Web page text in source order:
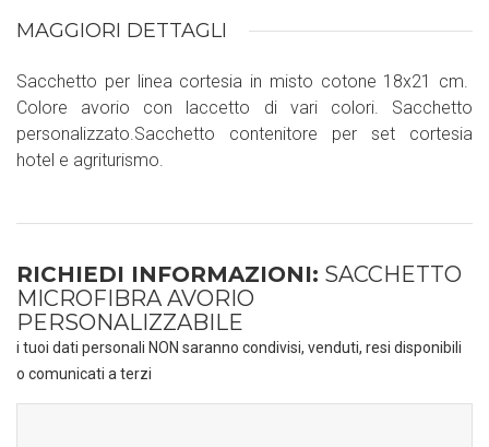
MAGGIORI DETTAGLI
Sacchetto per linea cortesia in misto cotone 18x21 cm.
Colore avorio con laccetto di vari colori. Sacchetto
personalizzato.Sacchetto contenitore per set cortesia
hotel e agriturismo.
RICHIEDI INFORMAZIONI: SACCHETTO
MICROFIBRA AVORIO
PERSONALIZZABILE
i tuoi dati personali NON saranno condivisi, venduti, resi disponibili
o comunicati a terzi